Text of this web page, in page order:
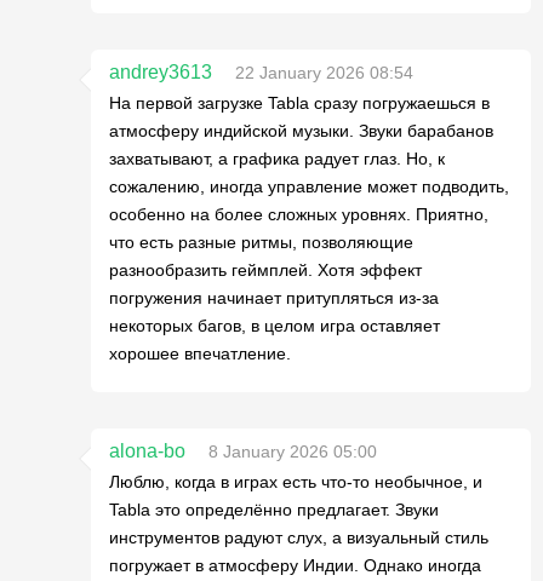
andrey3613
22 January 2026 08:54
На первой загрузке Tabla сразу погружаешься в
атмосферу индийской музыки. Звуки барабанов
захватывают, а графика радует глаз. Но, к
сожалению, иногда управление может подводить,
особенно на более сложных уровнях. Приятно,
что есть разные ритмы, позволяющие
разнообразить геймплей. Хотя эффект
погружения начинает притупляться из-за
некоторых багов, в целом игра оставляет
хорошее впечатление.
alona-bo
8 January 2026 05:00
Люблю, когда в играх есть что-то необычное, и
Tabla это определённо предлагает. Звуки
инструментов радуют слух, а визуальный стиль
погружает в атмосферу Индии. Однако иногда